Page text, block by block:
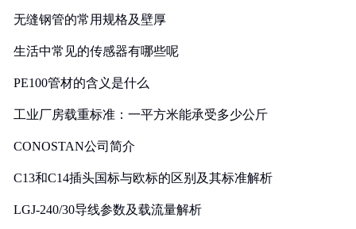
无缝钢管的常用规格及壁厚
生活中常见的传感器有哪些呢
PE100管材的含义是什么
工业厂房载重标准：一平方米能承受多少公斤
CONOSTAN公司简介
C13和C14插头国标与欧标的区别及其标准解析
LGJ-240/30导线参数及载流量解析